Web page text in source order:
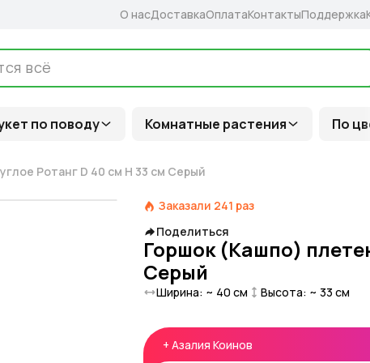
по поводу Комнатные растения По
О насДоставкаОплатаКонтактыПоддержка
Ротанг D 40 см H 33 см Серый
Заказали 241 раз
Поделиться
Горшок (Кашпо)
Серый
Ширина: ~ 40 см Высота: ~ 33 см
+ Азалия Коинов